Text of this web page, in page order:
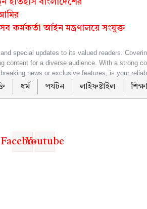
ইতিহাস বাংলাদেশের
কর্মকর্তা আইন মন্ত্রণালয়ে সংযুক্ত
special updates to its valued readers.
content for a diverse audience. With a strong
news or exclusive features, is your
ধর্ম পর্যটন লাইফষ্টাইল শিক্ষা
FacebookYoutube